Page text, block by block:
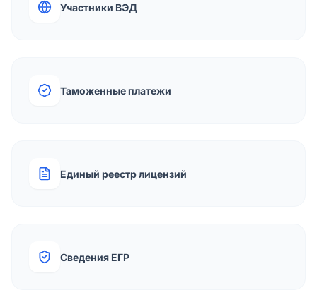
Участники ВЭД
Таможенные платежи
Единый реестр лицензий
Сведения ЕГР